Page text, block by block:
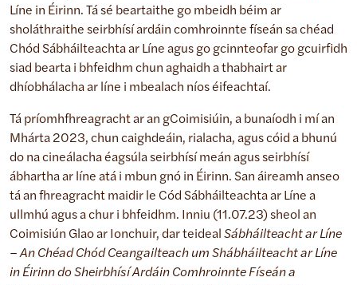
Líne in Éirinn. Tá sé beartaithe go mbeidh béim ar
sholáthraithe seirbhísí ardáin comhroinnte físeán sa chéad
Chód Sábháilteachta ar Líne agus go gcinnteofar go gcuirfidh
siad bearta i bhfeidhm chun aghaidh a thabhairt ar
dhíobhálacha ar líne i mbealach níos éifeachtaí.
Tá príomhfhreagracht ar an gCoimisiúin, a bunaíodh i mí an
Mhárta 2023, chun caighdeáin, rialacha, agus cóid a bhunú
do na cineálacha éagsúla seirbhísí meán agus seirbhísí
ábhartha ar líne atá i mbun gnó in Éirinn. San áireamh anseo
tá an fhreagracht maidir le Cód Sábháilteachta ar Líne a
ullmhú agus a chur i bhfeidhm. Inniu (11.07.23) sheol an
Coimisiún Glao ar Ionchuir, dar teideal Sábháilteacht ar Líne
– An Chéad Chód Ceangailteach um Shábháilteacht ar Líne
in Éirinn do Sheirbhísí Ardáin Comhroinnte Físeán a